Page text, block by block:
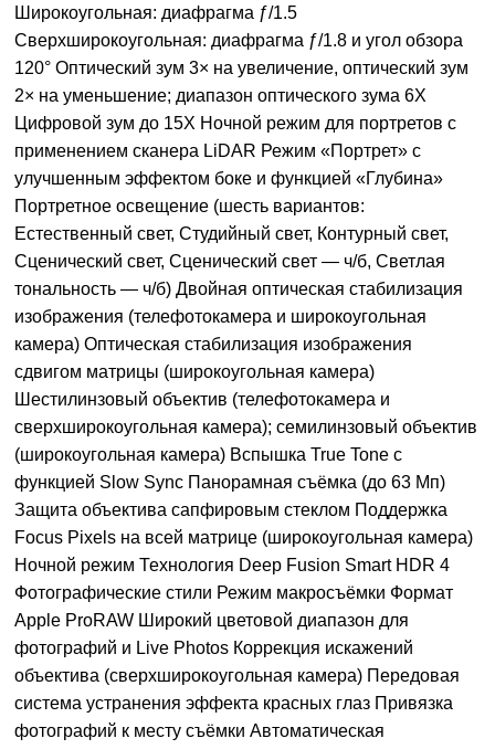
Широкоугольная: диафрагма ƒ/1.5
Сверхширокоугольная: диафрагма ƒ/1.8 и угол обзора
120° Оптический зум 3× на увеличение, оптический зум
2× на уменьшение; диапазон оптического зума 6X
Цифровой зум до 15X Ночной режим для портретов с
применением сканера LiDAR Режим «Портрет» с
улучшенным эффектом боке и функцией «Глубина»
Портретное освещение (шесть вариантов:
Естественный свет, Студийный свет, Контурный свет,
Сценический свет, Сценический свет — ч/б, Светлая
тональность — ч/б) Двойная оптическая стабилизация
изображения (телефотокамера и широкоугольная
камера) Оптическая стабилизация изображения
сдвигом матрицы (широкоугольная камера)
Шестилинзовый объектив (телефотокамера и
сверхширокоугольная камера); семилинзовый объектив
(широкоугольная камера) Вспышка True Tone с
функцией Slow Sync Панорамная съёмка (до 63 Мп)
Защита объектива сапфировым стеклом Поддержка
Focus Pixels на всей матрице (широкоугольная камера)
Ночной режим Технология Deep Fusion Smart HDR 4
Фотографические стили Режим макросъёмки Формат
Apple ProRAW Широкий цветовой диапазон для
фотографий и Live Photos Коррекция искажений
объектива (сверхширокоугольная камера) Передовая
система устранения эффекта красных глаз Привязка
фотографий к месту съёмки Автоматическая